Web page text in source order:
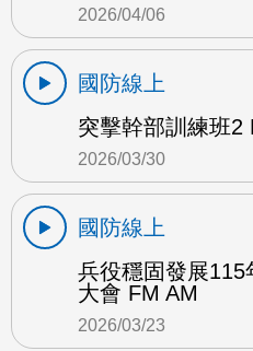
2026/04/06
國防線上
突擊幹部訓練班2
2026/03/30
國防線上
兵役穩固發展
大會 FM AM
2026/03/23